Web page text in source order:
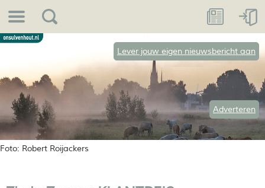
Foto: Robert Roijackers
Lever jouw eigen nieuwsbericht aan
Adverteren